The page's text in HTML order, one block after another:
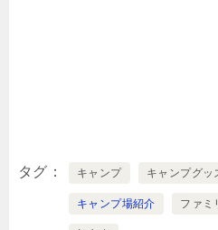
タグ キャンプ キャンプグッ
キャンプ場紹介 ファミ